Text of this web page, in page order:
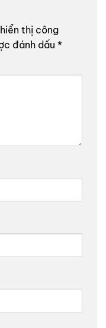
thị công
đánh dấu *